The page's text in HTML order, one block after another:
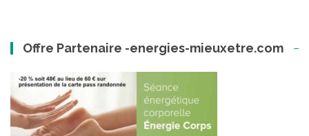
Offre Partenaire -energies-mieuxetre.com